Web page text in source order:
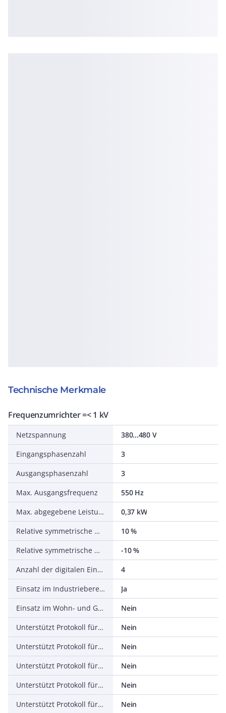
Technische Merkmale
Frequenzumrichter =< 1 kV
Netzspannung
380...480 V
Eingangsphasenzahl
3
Ausgangsphasenzahl
3
Max. Ausgangsfrequenz
550 Hz
Max. abgegebene Leistung bei linearer Belastung bei Bemessungsausgangsspannung
0,37 kW
Relative symmetrische Netzfrequenztoleranz
10 %
Relative symmetrische Netzspannungstoleranz
-10 %
Anzahl der digitalen Eingänge
4
Einsatz im Industriebereich zulässig
Ja
Einsatz im Wohn- und Gewerbebereich zulässig
Nein
Unterstützt Protokoll für TCP/IP
Nein
Unterstützt Protokoll für PROFIBUS
Nein
Unterstützt Protokoll für CAN
Nein
Unterstützt Protokoll für INTERBUS
Nein
Unterstützt Protokoll für ASI
Nein